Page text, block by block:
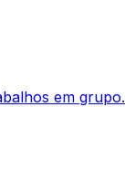
em grupo.